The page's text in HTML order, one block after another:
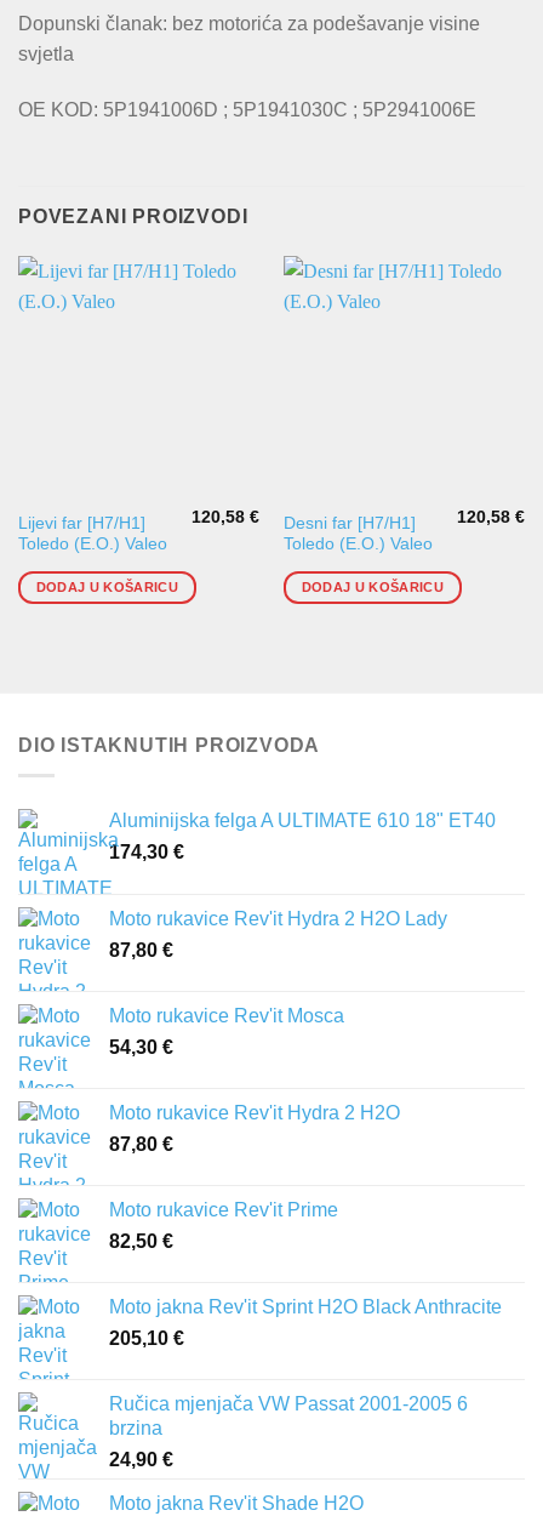
Dopunski članak: bez motorića za podešavanje visine
svjetla
OE KOD: 5P1941006D ; 5P1941030C ; 5P2941006E
POVEZANI PROIZVODI
Lijevi far [H7/H1]
Toledo (E.O.) Valeo
120,58€
DODAJ U KOŠARICU
Desni far [H7/H1]
Toledo (E.O.) Valeo
120,58€
DODAJ U KOŠARICU
DIO ISTAKNUTIH PROIZVODA
Aluminijska felga A ULTIMATE 610 18" ET40
174,30 €
Moto rukavice Rev'it Hydra 2 H2O Lady
87,80 €
Moto rukavice Rev'it Mosca
54,30 €
Moto rukavice Rev'it Hydra 2 H2O
87,80 €
Moto rukavice Rev'it Prime
82,50 €
Moto jakna Rev'it Sprint H2O Black Anthracite
205,10 €
Ručica mjenjača VW Passat 2001-2005 6
brzina
24,90 €
Moto jakna Rev'it Shade H2O